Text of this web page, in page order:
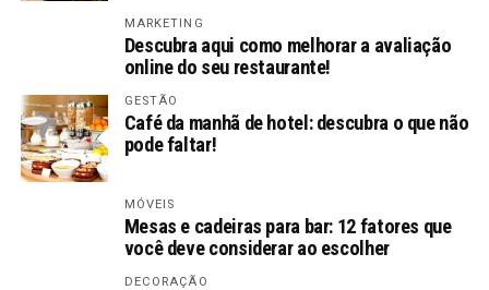
MARKETING
Descubra aqui como melhorar a avaliação
online do seu restaurante!
GESTÃO
Café da manhã de hotel: descubra o que não
pode faltar!
MÓVEIS
Mesas e cadeiras para bar: 12 fatores que
você deve considerar ao escolher
DECORAÇÃO